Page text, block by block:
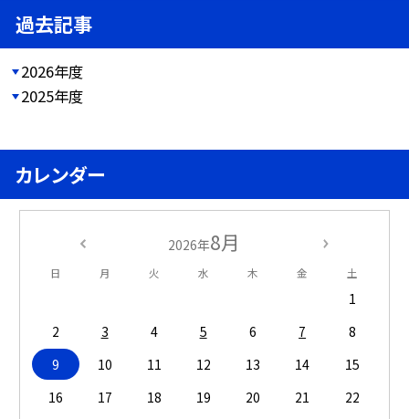
過去記事
2026年度
2025年度
カレンダー
2026年8月
日 月 火 水 木 金 土
1
2
3 4 5 6 7
8
9
10 11 12 13 14
15
16
17 18 19 20 21
22